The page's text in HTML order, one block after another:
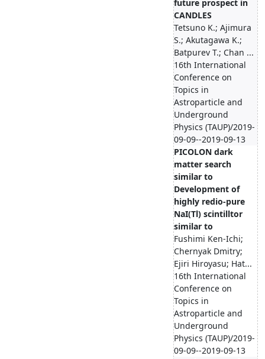
future prospect in
CANDLES
Tetsuno K.; Ajimura
S.; Akutagawa K.;
Batpurev T.; Chan ...
16th International
Conference on
Topics in
Astroparticle and
Underground
Physics (TAUP)/2019-
09-09--2019-09-13
PICOLON dark
matter search
similar to
Development of
highly redio-pure
NaI(Tl) scintilltor
similar to
Fushimi Ken-Ichi;
Chernyak Dmitry;
Ejiri Hiroyasu; Hat...
16th International
Conference on
Topics in
Astroparticle and
Underground
Physics (TAUP)/2019-
09-09--2019-09-13